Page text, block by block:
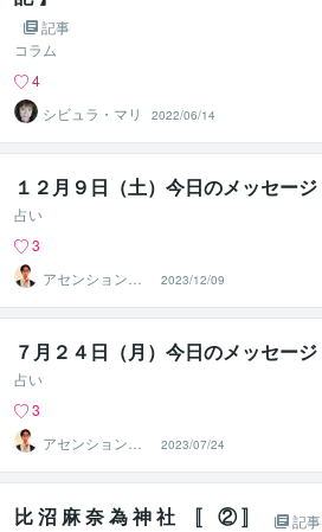
記事
コラム
4
シビュラ・マリ
2022/06/14
１２月９日（土）今日のメッセージ
占い
3
アセンションナ
ビゲーター和（K
azu）
2023/12/09
７月２４日（月）今日のメッセージ
占い
3
アセンションナ
ビゲーター和（K
azu）
2023/07/24
比 沼 麻 奈 為 神 社 〚 ② 〛
記事